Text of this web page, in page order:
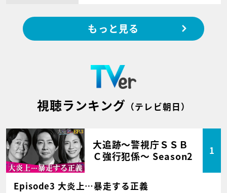
もっと見る
視聴ランキング （テレビ朝日）
大追跡～警視庁ＳＳＢ
Ｃ強行犯係～ Season2
1
Episode3 大炎上…暴走する正義